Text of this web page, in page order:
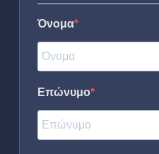
Όνομα
Επώνυμο